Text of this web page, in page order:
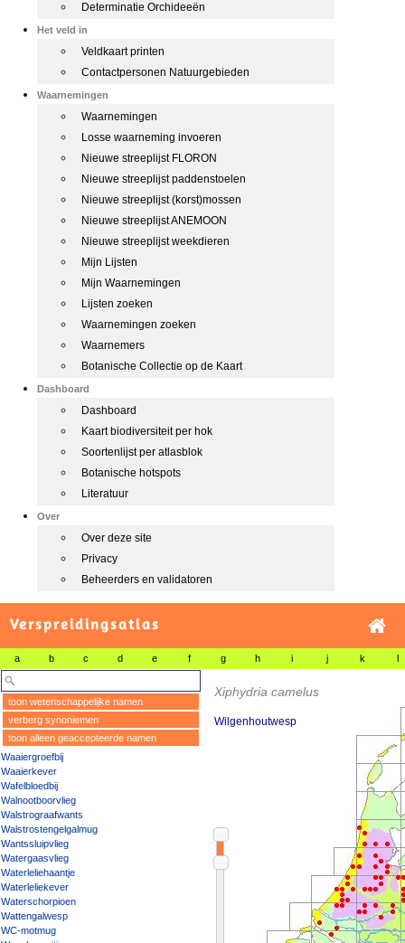
Determinatie Orchideeën
Het veld in
Veldkaart printen
Contactpersonen Natuurgebieden
Waarnemingen
Waarnemingen
Losse waarneming invoeren
Nieuwe streeplijst FLORON
Nieuwe streeplijst paddenstoelen
Nieuwe streeplijst (korst)mossen
Nieuwe streeplijst ANEMOON
Nieuwe streeplijst weekdieren
Mijn Lijsten
Mijn Waarnemingen
Lijsten zoeken
Waarnemingen zoeken
Waarnemers
Botanische Collectie op de Kaart
Dashboard
Dashboard
Kaart biodiversiteit per hok
Soortenlijst per atlasblok
Botanische hotspots
Literatuur
Over
Over deze site
Privacy
Beheerders en validatoren
Verspreidingsatlas
a b c d e f g h i j k l
toon wetenschappelijke namen
verberg synoniemen
toon alleen geaccepteerde namen
Waaiergroefbij
Waaierkever
Wafelbloedbij
Walnootboorvlieg
Walstrograafwants
Walstrostengelgalmug
Wantssluipvlieg
Watergaasvlieg
Waterleliehaantje
Waterleliekever
Waterschorpioen
Wattengalwesp
WC-motmug
Xiphydria camelus
Wilgenhoutwesp